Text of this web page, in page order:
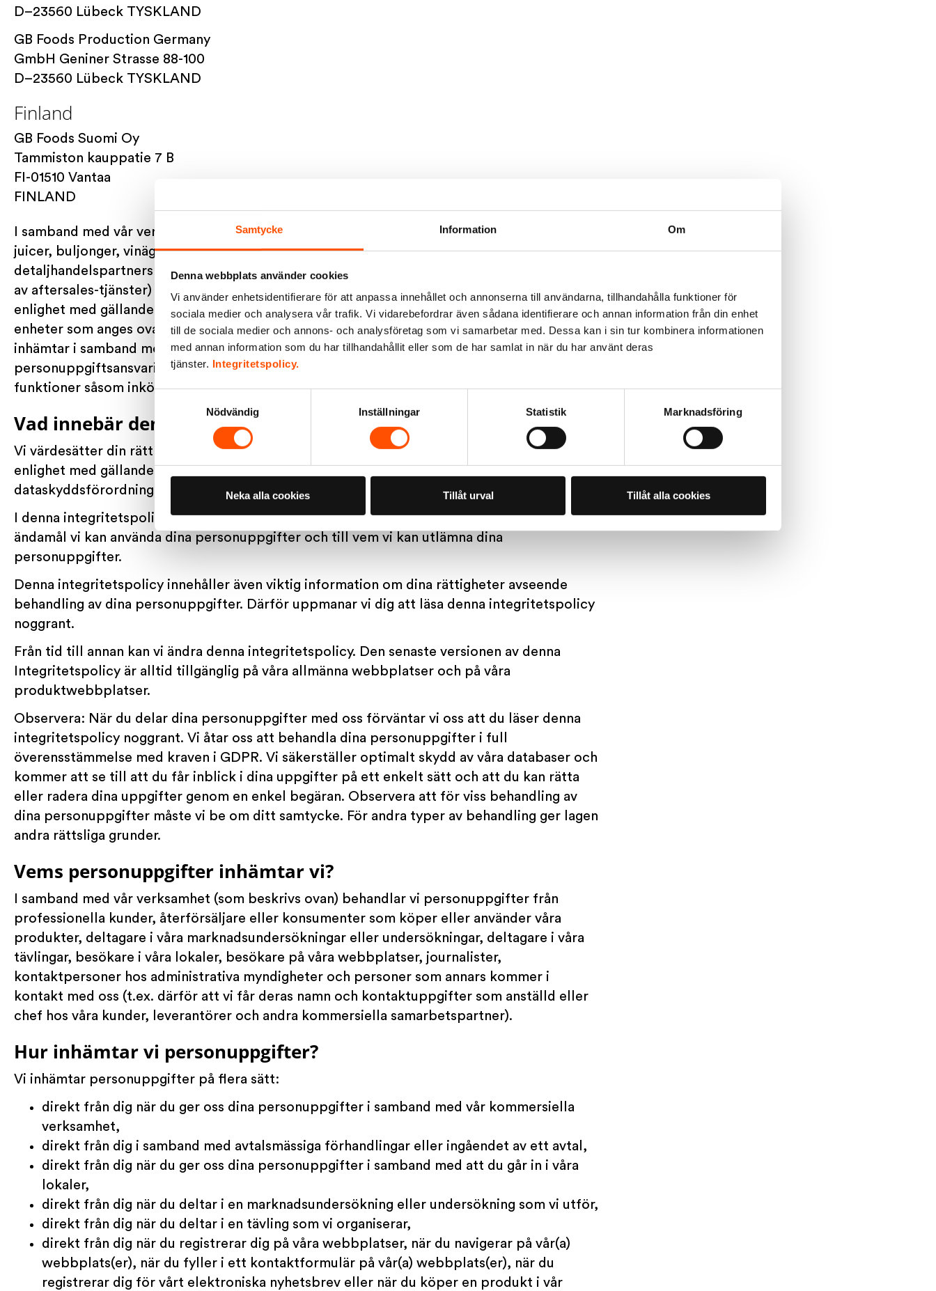
Samtycke Information Om
Denna webbplats använder cookies
Vi använder enhetsidentifierare för att anpassa innehållet och annonserna till användarna, tillhandahålla funktioner för
sociala medier och analysera vår trafik. Vi vidarebefordrar även sådana identifierare och annan information från din enhet
till de sociala medier och annons- och analysföretag som vi samarbetar med. Dessa kan i sin tur kombinera informationen
med annan information som du har tillhandahållit eller som de har samlat in när du har använt deras
tjänster. Integritetspolicy.
Nödvändig
Inställningar Statistik Marknadsföring
Neka alla cookies Tillåt urval Tillåt alla cookies
D–23560 Lübeck TYSKLAND
GB Foods Production Germany
GmbH Geniner Strasse 88-100
D–23560 Lübeck TYSKLAND
Finland
GB Foods Suomi Oy
Tammiston kauppatie 7 B
FI-01510 Vantaa
FINLAND
I samband med vår verksamhet (produktion och försäljning av livsmedel som nudlar, soppor,
juicer, buljonger, vinäger, kalla och varma såser, efterrättsblandningar etc. via
detaljhandelspartners och andra försäljningskanaler, samt uppföljning och tillhandahållande
av aftersales-tjänster) inhämtar, bevarar, utlämnar och/eller behandlar vi personuppgifter. I
enlighet med gällande lagstiftning om skydd av personuppgifter och integritet är de
enheter som anges ovan personuppgiftsansvariga med avseende på de personuppgifter de
inhämtar i samband med deras lokala aktiviteter. I vissa fall är de gemensamma
personuppgiftsansvariga med en annan koncernenhet. För vissa koncernövergripande
funktioner såsom inköp och juridik är GB Foods Belgium personuppgiftsansvarig.
Vad innebär denna integritetspolicy?
Vi värdesätter din rätt till integritet och gör allt för att skydda dina personuppgifter i
enlighet med gällande lagstiftning om dataskydd och mer specifikt med den allmänna
dataskyddsförordningen (”GDPR”) och gällande nationell lagstiftning om dataskydd.
I denna integritetspolicy beskriver vi hur vi inhämtar personuppgifter, hur och för vilka
ändamål vi kan använda dina personuppgifter och till vem vi kan utlämna dina
personuppgifter.
Denna integritetspolicy innehåller även viktig information om dina rättigheter avseende
behandling av dina personuppgifter. Därför uppmanar vi dig att läsa denna integritetspolicy
noggrant.
Från tid till annan kan vi ändra denna integritetspolicy. Den senaste versionen av denna
Integritetspolicy är alltid tillgänglig på våra allmänna webbplatser och på våra
produktwebbplatser.
Observera: När du delar dina personuppgifter med oss förväntar vi oss att du läser denna
integritetspolicy noggrant. Vi åtar oss att behandla dina personuppgifter i full
överensstämmelse med kraven i GDPR. Vi säkerställer optimalt skydd av våra databaser och
kommer att se till att du får inblick i dina uppgifter på ett enkelt sätt och att du kan rätta
eller radera dina uppgifter genom en enkel begäran. Observera att för viss behandling av
dina personuppgifter måste vi be om ditt samtycke. För andra typer av behandling ger lagen
andra rättsliga grunder.
Vems personuppgifter inhämtar vi?
I samband med vår verksamhet (som beskrivs ovan) behandlar vi personuppgifter från
professionella kunder, återförsäljare eller konsumenter som köper eller använder våra
produkter, deltagare i våra marknadsundersökningar eller undersökningar, deltagare i våra
tävlingar, besökare i våra lokaler, besökare på våra webbplatser, journalister,
kontaktpersoner hos administrativa myndigheter och personer som annars kommer i
kontakt med oss (t.ex. därför att vi får deras namn och kontaktuppgifter som anställd eller
chef hos våra kunder, leverantörer och andra kommersiella samarbetspartner).
Hur inhämtar vi personuppgifter?
Vi inhämtar personuppgifter på flera sätt:
direkt från dig när du ger oss dina personuppgifter i samband med vår kommersiella
verksamhet,
direkt från dig i samband med avtalsmässiga förhandlingar eller ingåendet av ett avtal,
direkt från dig när du ger oss dina personuppgifter i samband med att du går in i våra
lokaler,
direkt från dig när du deltar i en marknadsundersökning eller undersökning som vi utför,
direkt från dig när du deltar i en tävling som vi organiserar,
direkt från dig när du registrerar dig på våra webbplatser, när du navigerar på vår(a)
webbplats(er), när du fyller i ett kontaktformulär på vår(a) webbplats(er), när du
registrerar dig för vårt elektroniska nyhetsbrev eller när du köper en produkt i vår